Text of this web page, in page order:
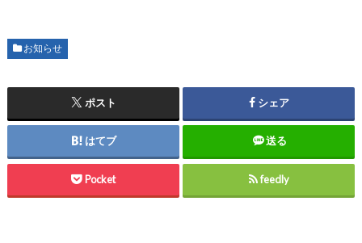
お知らせ
ポスト シェア
はてブ 送る
Pocket feedly